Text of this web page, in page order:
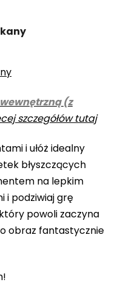
(z
szczegółów tutaj
i ułóż idealny
błyszczących
na lepkim
i podziwiaj grę
powoli zaczyna
obraz fantastycznie